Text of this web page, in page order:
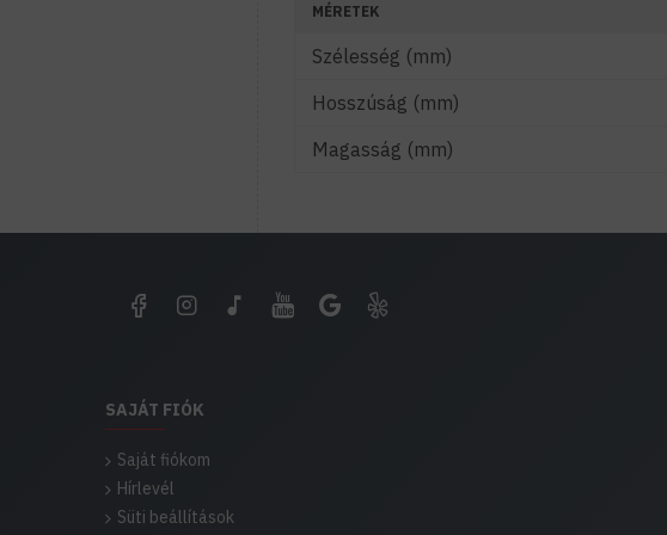
MÉRETEK
Szélesség (mm)
Hosszúság (mm)
Magasság (mm)
SAJÁT FIÓK
Saját fiókom
Hírlevél
Süti beállítások